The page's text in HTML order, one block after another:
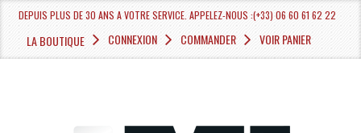
DEPUIS PLUS DE 30 ANS A VOTRE SERVICE. APPELEZ-NOUS :(+33) 06 60 61 62 22
LA BOUTIQUE CONNEXION COMMANDER VOIR PANIER